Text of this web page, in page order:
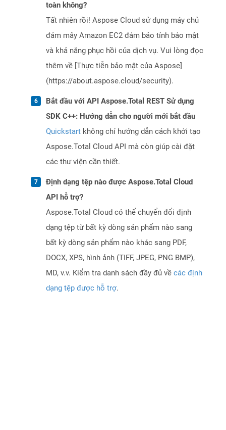
toàn không?
Tất nhiên rồi! Aspose Cloud sử dụng máy chủ
đám mây Amazon EC2 đảm bảo tính bảo mật
và khả năng phục hồi của dịch vụ. Vui lòng đọc
thêm về [Thực tiễn bảo mật của Aspose]
(https://about.aspose.cloud/security).
Bắt đầu với API Aspose.Total REST Sử dụng
SDK C++: Hướng dẫn cho người mới bắt đầu
Quickstart không chỉ hướng dẫn cách khởi tạo
Aspose.Total Cloud API mà còn giúp cài đặt
các thư viện cần thiết.
Định dạng tệp nào được Aspose.Total Cloud
API hỗ trợ?
Aspose.Total Cloud có thể chuyển đổi định
dạng tệp từ bất kỳ dòng sản phẩm nào sang
bất kỳ dòng sản phẩm nào khác sang PDF,
DOCX, XPS, hình ảnh (TIFF, JPEG, PNG BMP),
MD, v.v. Kiểm tra danh sách đầy đủ về các định
dạng tệp được hỗ trợ.